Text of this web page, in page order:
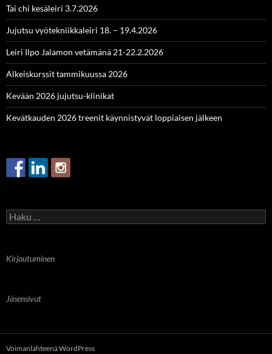
Tai chi kesäleiri 3.7.2026
Jujutsu vyötekniikkaleiri 18. – 19.4.2026
Leiri Ilpo Jalamon vetämänä 21-22.2.2026
Alkeiskurssit tammikuussa 2026
Kevään 2026 jujutsu-klinikat
Kevätkauden 2026 treenit käynnistyvät loppiaisen jälkeen
Haku:
Kirjautuminen
Jäsensivut
Voimanlähteenä WordPress